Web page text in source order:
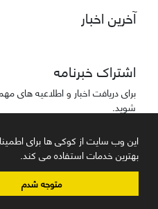
این وب سایت از کوکی ها برای
بهترین خدمات استفاده می کند.
متوجه شدم
آخرین اخبار
اشتراک خبرنامه
برای دریافت اخبار و اطلاعیه های
شوید.
سامانه مدیریت نشریات علمی.